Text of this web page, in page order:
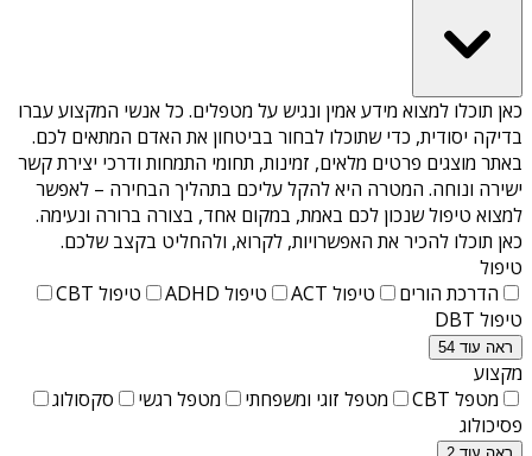
כאן תוכלו למצוא מידע אמין ונגיש על מטפלים. כל אנשי המקצוע עברו
בדיקה יסודית, כדי שתוכלו לבחור בביטחון את האדם המתאים לכם.
באתר מוצגים פרטים מלאים, זמינות, תחומי התמחות ודרכי יצירת קשר
ישירה ונוחה. המטרה היא להקל עליכם בתהליך הבחירה – לאפשר
למצוא טיפול שנכון לכם באמת, במקום אחד, בצורה ברורה ונעימה.
כאן תוכלו להכיר את האפשרויות, לקרוא, ולהחליט בקצב שלכם.
טיפול
הדרכת הורים
טיפול ACT טיפול ADHD
טיפול CBT
טיפול DBT
ראה עוד 54
מקצוע
מטפל CBT
מטפל זוגי ומשפחתי מטפל רגשי
סקסולוג
פסיכולוג